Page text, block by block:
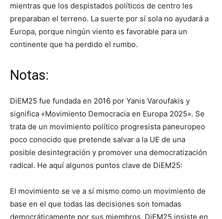
mientras que los despistados políticos de centro les
preparaban el terreno. La suerte por sí sola no ayudará a
Europa, porque ningún viento es favorable para un
continente que ha perdido el rumbo.
Notas:
DiEM25 fue fundada en 2016 por Yanis Varoufakis y
significa «Movimiento Democracia en Europa 2025». Se
trata de un movimiento político progresista paneuropeo
poco conocido que pretende salvar a la UE de una
posible desintegración y promover una democratización
radical. He aquí algunos puntos clave de DiEM25:
El movimiento se ve a sí mismo como un movimiento de
base en el que todas las decisiones son tomadas
democráticamente por sus miembros. DiEM25 insiste en